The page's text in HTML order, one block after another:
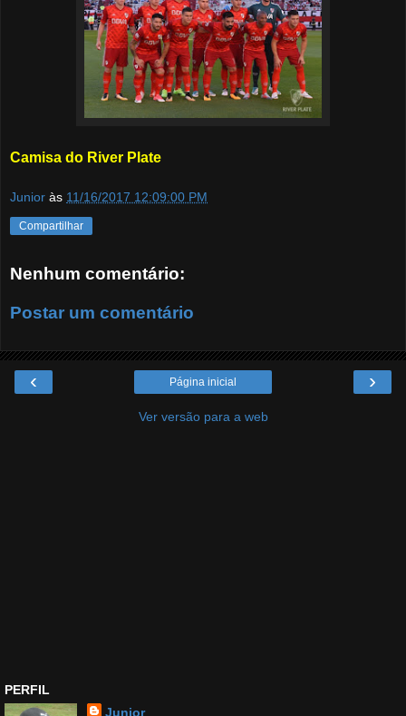
Camisa do River Plate
Junior às 11/16/2017 12:09:00 PM
Compartilhar
Nenhum comentário:
Postar um comentário
‹ ›
Página inicial
Ver versão para a web
PERFIL
Junior